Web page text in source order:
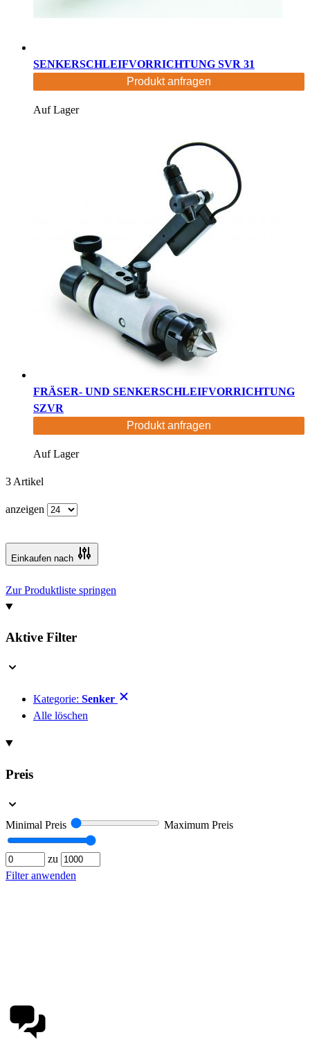
Einkaufen nach
Zur Produktliste springen
Aktive Filter
Kategorie: Senker
Alle löschen
Preis
Minimal Preis Maximum Preis
zu
Filter anwenden
SENKERSCHLEIFVORRICHTUNG SVR 31
Produkt anfragen
Auf Lager
FRÄSER- UND SENKERSCHLEIFVORRICHTUNG
SZVR
Produkt anfragen
Auf Lager
3 Artikel
anzeigen